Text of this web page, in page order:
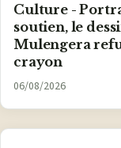
Culture -
soutien, le
Mulengera
crayon
06/08/2026